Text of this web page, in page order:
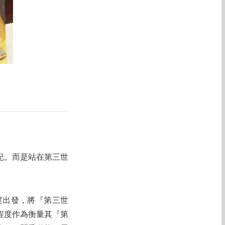
。而是站在第三世
發，將『第三世
度作為衡量其『第